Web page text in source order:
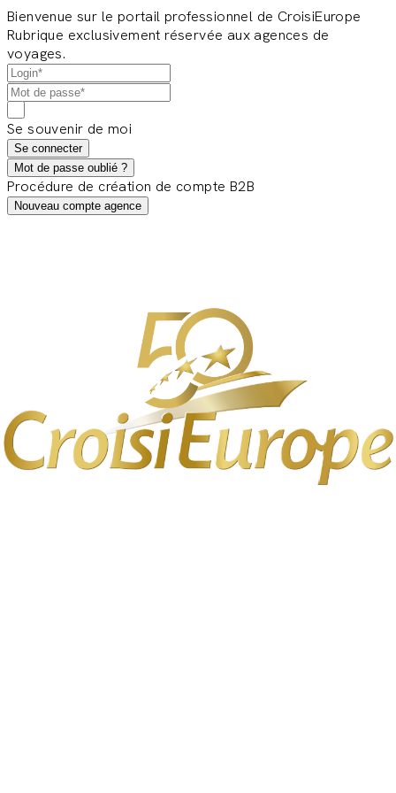
Bienvenue sur le portail professionnel de CroisiEurope
Rubrique exclusivement réservée aux agences de
voyages.
Se souvenir de moi
Se connecter
Mot de passe oublié ?
Procédure de création de compte B2B
Nouveau compte agence